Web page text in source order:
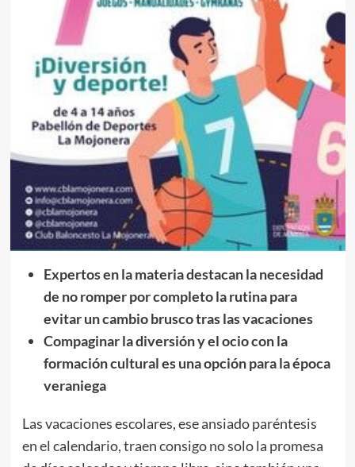
Expertos en la materia destacan la necesidad
de no romper por completo la rutina para
evitar un cambio brusco tras las vacaciones
Compaginar la diversión y el ocio con la
formación cultural es una opción para la época
veraniega
Las vacaciones escolares, ese ansiado paréntesis
en el calendario, traen consigo no solo la promesa